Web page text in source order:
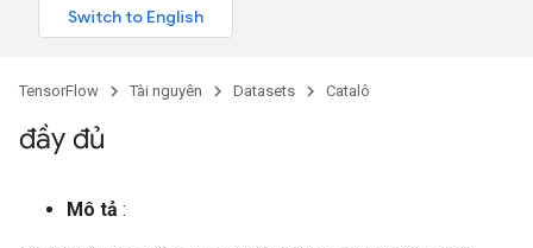
TensorFlow Tài nguyên Datasets Catalô
đầy đủ
Mô tả :